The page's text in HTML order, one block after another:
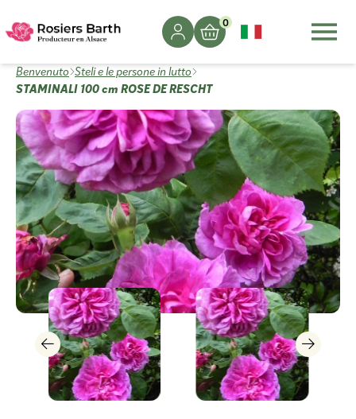
0
Benvenuto Steli e le persone in lutto
STAMINALI 100 cm ROSE DE RESCHT